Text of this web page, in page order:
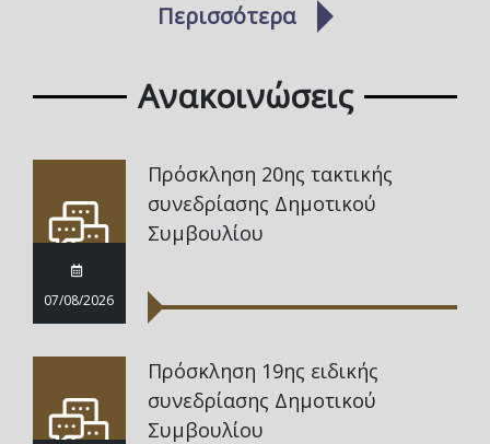
Περισσότερα
Ανακοινώσεις
07/08/2026
Πρόσκληση 20ης τακτικής
συνεδρίασης Δημοτικού
Συμβουλίου
Πρόσκληση 19ης ειδικής
συνεδρίασης Δημοτικού
Συμβουλίου